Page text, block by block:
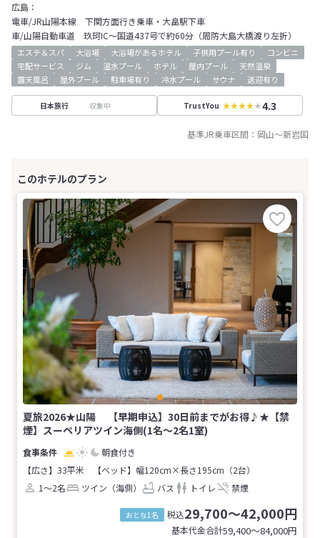
広島：
電車/JR山陽本線 下関方面行き乗車・大畠駅下車
車/山陽自動車道 玖珂IC～国道437号で約60分（周防大島大橋渡り左折）
エステ＆スパ 大浴場 大浴場があるホテル 子供用プール有り
コンビニ
宅配サービス
ジム 温水プール ホテル 屋内プール
天然温泉
露天風呂
屋外プール 駐車場有り 冷水プール サウナ 送迎有り
日本旅行 収集中 TrustYou 4.3
基準JR乗車区間： 岡山～新岩国
夏旅2026★山陽 【早期申込】30日前までがお得♪★【禁
煙】スーペリアツイン海側(1名～2名1室)
朝食付き
【広さ】33平米
【ベッド】幅120cm×長さ195cm（2台）
1～2名
ツイン（海側） バス トイレ 禁煙
おとな1名 税込29,700～42,000円
基本代金合計59,400〜84,000円